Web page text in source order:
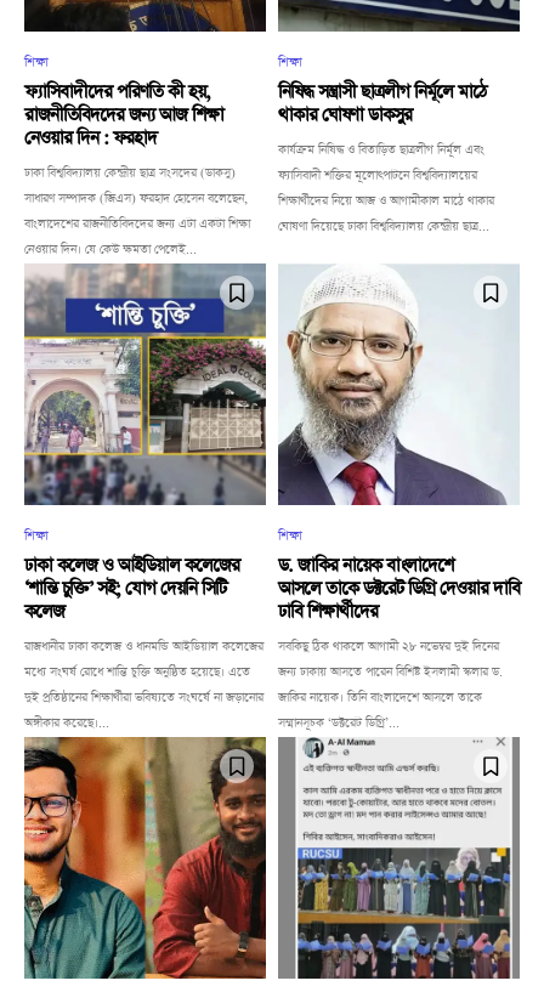
শিক্ষা
ফ্যাসিবাদীদের পরিণতি কী হয়,
রাজনীতিবিদদের জন্য আজ শিক্ষা
নেওয়ার দিন : ফরহাদ
ঢাকা বিশ্ববিদ্যালয় কেন্দ্রীয় ছাত্র সংসদের (ডাকসু)
সাধারণ সম্পাদক (জিএস) ফরহাদ হোসেন বলেছেন,
বাংলাদেশের রাজনীতিবিদদের জন্য এটা একটা শিক্ষা
নেওয়ার দিন। যে কেউ ক্ষমতা পেলেই...
শিক্ষা
নিষিদ্ধ সন্ত্রাসী ছাত্রলীগ নির্মূলে মাঠে
থাকার ঘোষণা ডাকসুর
কার্যক্রম নিষিদ্ধ ও বিতাড়িত ছাত্রলীগ নির্মূল এবং
ফ্যাসিবাদী শক্তির মূলোৎপাটনে বিশ্ববিদ্যালয়ের
শিক্ষার্থীদের নিয়ে আজ ও আগামীকাল মাঠে থাকার
ঘোষণা দিয়েছে ঢাকা বিশ্ববিদ্যালয় কেন্দ্রীয় ছাত্র...
শিক্ষা
ঢাকা কলেজ ও আইডিয়াল কলেজের
‘শান্তি চুক্তি’ সই; যোগ দেয়নি সিটি
কলেজ
রাজধানীর ঢাকা কলেজ ও ধানমন্ডি আইডিয়াল কলেজের
মধ্যে সংঘর্ষ রোধে শান্তি চুক্তি অনুষ্ঠিত হয়েছে। এতে
দুই প্রতিষ্ঠানের শিক্ষার্থীরা ভবিষ্যতে সংঘর্ষে না জড়ানোর
অঙ্গীকার করেছে।...
শিক্ষা
ড. জাকির নায়েক বাংলাদেশে
আসলে তাকে ডক্টরেট ডিগ্রি দেওয়ার দাবি
ঢাবি শিক্ষার্থীদের
সবকিছু ঠিক থাকলে আগামী ২৮ নভেম্বর দুই দিনের
জন্য ঢাকায় আসতে পারেন বিশিষ্ট ইসলামী স্কলার ড.
জাকির নায়েক। তিনি বাংলাদেশে আসলে তাকে
সম্মানসূচক ‘ডক্টরেট ডিগ্রি’...